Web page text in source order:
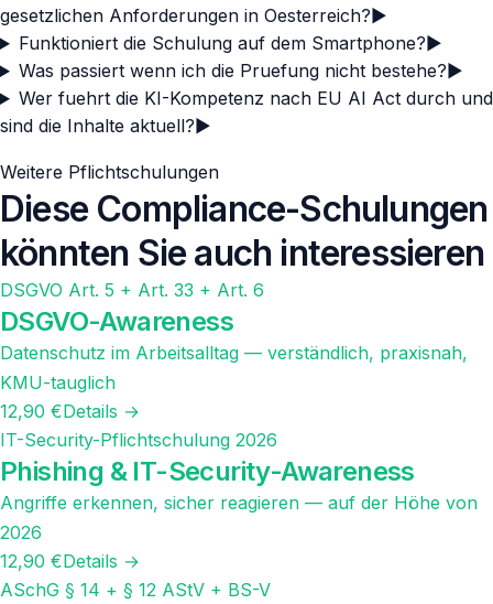
gesetzlichen Anforderungen in Oesterreich?▶
Funktioniert die Schulung auf dem Smartphone?▶
Was passiert wenn ich die Pruefung nicht bestehe?▶
Wer fuehrt die KI-Kompetenz nach EU AI Act durch und
sind die Inhalte aktuell?▶
Weitere Pflichtschulungen
Diese Compliance-Schulungen
könnten Sie auch interessieren
DSGVO Art. 5 + Art. 33 + Art. 6
DSGVO-Awareness
Datenschutz im Arbeitsalltag — verständlich, praxisnah,
KMU-tauglich
12,90 €Details →
IT-Security-Pflichtschulung 2026
Phishing & IT-Security-Awareness
Angriffe erkennen, sicher reagieren — auf der Höhe von
2026
12,90 €Details →
ASchG § 14 + § 12 AStV + BS-V